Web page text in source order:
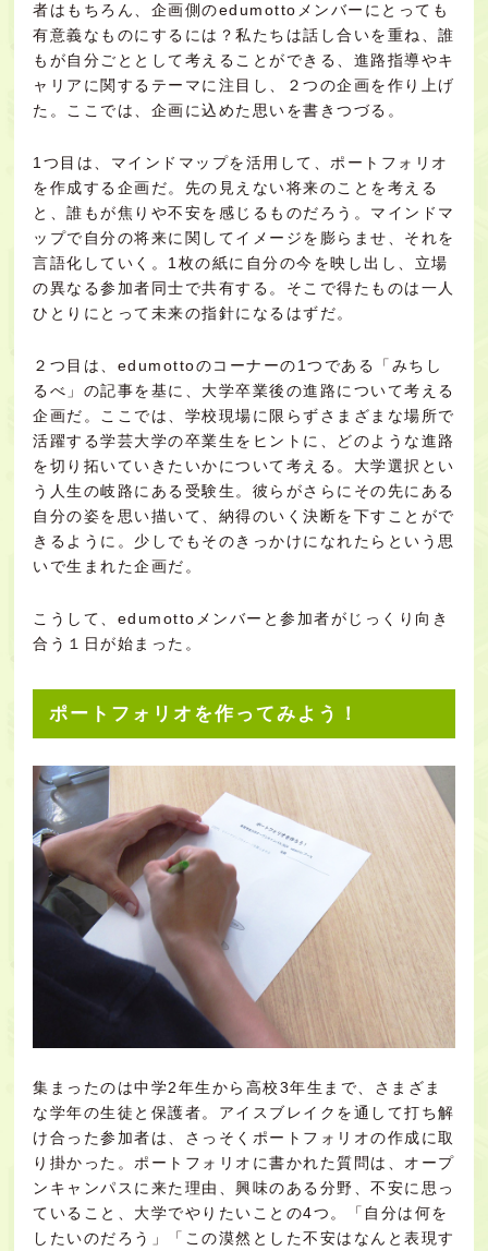
者はもちろん、企画側のedumottoメンバーにとっても
有意義なものにするには？私たちは話し合いを重ね、誰
もが自分ごととして考えることができる、進路指導やキ
ャリアに関するテーマに注目し、２つの企画を作り上げ
た。ここでは、企画に込めた思いを書きつづる。
1つ目は、マインドマップを活用して、ポートフォリオ
を作成する企画だ。先の見えない将来のことを考える
と、誰もが焦りや不安を感じるものだろう。マインドマ
ップで自分の将来に関してイメージを膨らませ、それを
言語化していく。1枚の紙に自分の今を映し出し、立場
の異なる参加者同士で共有する。そこで得たものは一人
ひとりにとって未来の指針になるはずだ。
２つ目は、edumottoのコーナーの1つである「みちし
るべ」の記事を基に、大学卒業後の進路について考える
企画だ。ここでは、学校現場に限らずさまざまな場所で
活躍する学芸大学の卒業生をヒントに、どのような進路
を切り拓いていきたいかについて考える。大学選択とい
う人生の岐路にある受験生。彼らがさらにその先にある
自分の姿を思い描いて、納得のいく決断を下すことがで
きるように。少しでもそのきっかけになれたらという思
いで生まれた企画だ。
こうして、edumottoメンバーと参加者がじっくり向き
合う１日が始まった。
ポートフォリオを作ってみよう！
集まったのは中学2年生から高校3年生まで、さまざま
な学年の生徒と保護者。アイスブレイクを通して打ち解
け合った参加者は、さっそくポートフォリオの作成に取
り掛かった。ポートフォリオに書かれた質問は、オープ
ンキャンパスに来た理由、興味のある分野、不安に思っ
ていること、大学でやりたいことの4つ。「自分は何を
したいのだろう」「この漠然とした不安はなんと表現す